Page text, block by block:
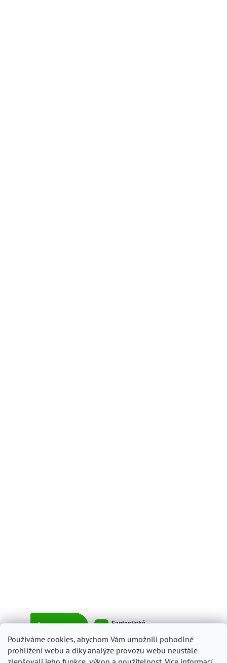
Používáme cookies, abychom Vám umožnili pohodlné
prohlížení webu a díky analýze provozu webu neustále